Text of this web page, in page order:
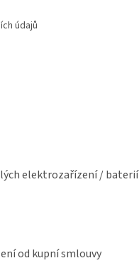
údajů
elektrozařízení / baterií
od kupní smlouvy